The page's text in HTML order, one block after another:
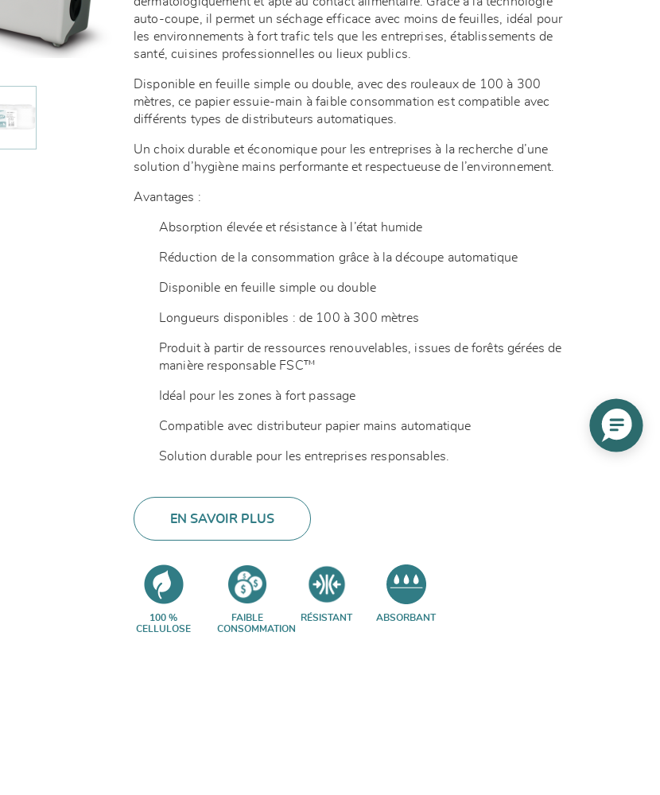
auto-coupe, il permet un séchage efficace avec moins de feuilles, idéal pour
les environnements à fort trafic tels que les entreprises, établissements de
santé, cuisines professionnelles ou lieux publics.
Disponible en feuille simple ou double, avec des rouleaux de 100 à 300
mètres, ce papier essuie-main à faible consommation est compatible avec
différents types de distributeurs automatiques.
Un choix durable et économique pour les entreprises à la recherche d’une
solution d’hygiène mains performante et respectueuse de l’environnement.
Avantages :
Absorption élevée et résistance à l’état humide
Réduction de la consommation grâce à la découpe automatique
Disponible en feuille simple ou double
Longueurs disponibles : de 100 à 300 mètres
Produit à partir de ressources renouvelables, issues de forêts gérées de
manière responsable FSC™
Idéal pour les zones à fort passage
Compatible avec distributeur papier mains automatique
Solution durable pour les entreprises responsables.
EN SAVOIR PLUS
100 %
CELLULOSE
FAIBLE
CONSOMMATION
RÉSISTANT ABSORBANT